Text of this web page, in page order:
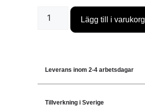
Lägg till i varukorg
Leverans inom 2-4 arbetsdagar
Tillverkning i Sverige